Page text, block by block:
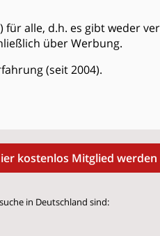
alle, d.h. es gibt weder
über Werbung.
(seit 2004).
kostenlos Mitglied werden
in Deutschland sind: